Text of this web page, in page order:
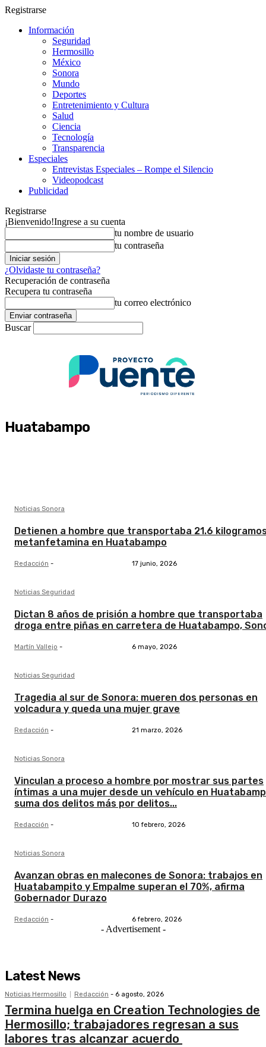
Registrarse
Información
Seguridad
Hermosillo
México
Sonora
Mundo
Deportes
Entretenimiento y Cultura
Salud
Ciencia
Tecnología
Transparencia
Especiales
Entrevistas Especiales – Rompe el Silencio
Videopodcast
Publicidad
Registrarse
¡Bienvenido!Ingrese a su cuenta
tu nombre de usuario
tu contraseña
¿Olvidaste tu contraseña?
Recuperación de contraseña
Recupera tu contraseña
tu correo electrónico
Buscar
Huatabampo
Noticias Sonora
Detienen a hombre que transportaba 21.6
metanfetamina en Huatabampo
Redacción - 17 junio, 2026
Noticias Seguridad
Dictan 8 años de prisión a hombre que transportaba
droga entre piñas en carretera de Huatabampo,
Martín Vallejo - 6 mayo, 2026
Noticias Seguridad
Tragedia al sur de Sonora: mueren dos personas en
volcadura y queda una mujer grave
Redacción - 21 marzo, 2026
Noticias Sonora
Vinculan a proceso a hombre por mostrar sus partes
íntimas a una mujer desde un vehículo en
suma dos delitos más por delitos...
Redacción - 10 febrero, 2026
Noticias Sonora
Avanzan obras en malecones de Sonora: trabajos en
Huatabampito y Empalme superan el 70%, afirma
Gobernador Durazo
Redacción - 6 febrero, 2026
- Advertisement -
Latest News
Noticias Hermosillo Redacción - 6 agosto, 2026
Termina huelga en Creation Technologies de
Hermosillo; trabajadores regresan a sus
labores tras alcanzar acuerdo